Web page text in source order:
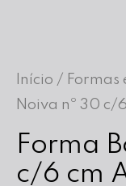
Início / Formas
Noiva nº 30 c/
Forma
c/6 cm